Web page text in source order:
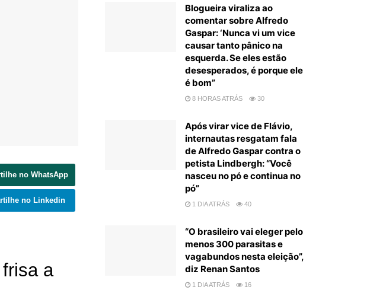
no WhatsApp
no Linkedin
a
Blogueira viraliza ao
comentar sobre Alfredo
Gaspar: ‘Nunca vi um vice
causar tanto pânico na
esquerda. Se eles estão
desesperados, é porque ele
é bom”
8 HORAS ATRÁS 30
Após virar vice de Flávio,
internautas resgatam fala
de Alfredo Gaspar contra o
petista Lindbergh: “Você
nasceu no pó e continua no
pó”
1 DIA ATRÁS 40
“O brasileiro vai eleger pelo
menos 300 parasitas e
vagabundos nesta eleição”,
diz Renan Santos
1 DIA ATRÁS 16